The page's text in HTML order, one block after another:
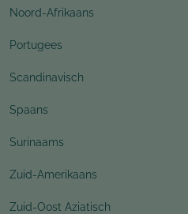
Noord-Afrikaans
Portugees
Scandinavisch
Spaans
Surinaams
Zuid-Amerikaans
Zuid-Oost Aziatisch